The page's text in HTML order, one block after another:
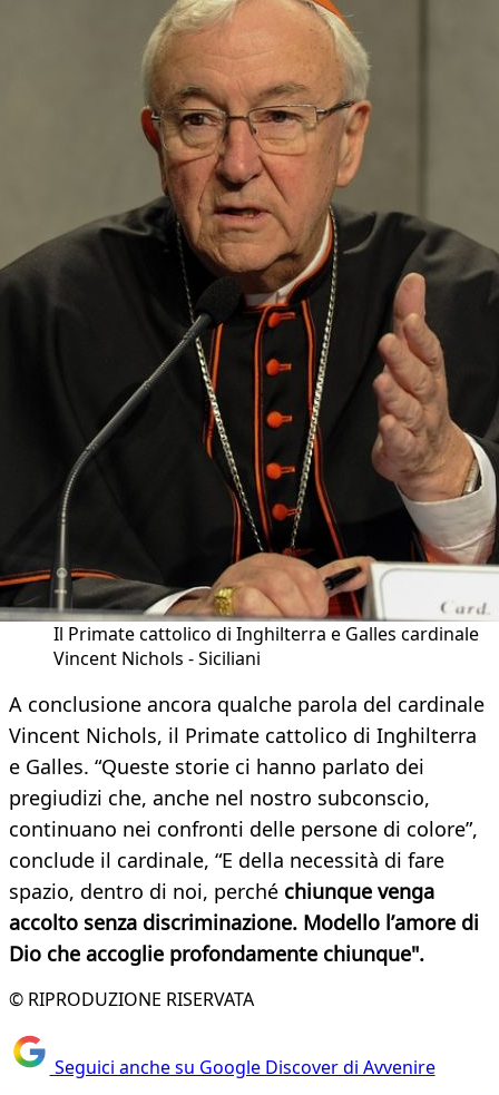
Il Primate cattolico di Inghilterra e Galles cardinale
Vincent Nichols - Siciliani
A conclusione ancora qualche parola del cardinale
Vincent Nichols, il Primate cattolico di Inghilterra
e Galles. “Queste storie ci hanno parlato dei
pregiudizi che, anche nel nostro subconscio,
continuano nei confronti delle persone di colore”,
conclude il cardinale, “E della necessità di fare
spazio, dentro di noi, perché chiunque venga
accolto senza discriminazione. Modello l’amore di
Dio che accoglie profondamente chiunque".
© RIPRODUZIONE RISERVATA
Seguici anche su Google Discover di Avvenire